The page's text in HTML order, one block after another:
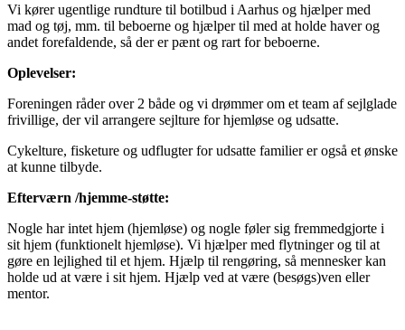
Vi kører ugentlige rundture til botilbud i Aarhus og hjælper med
mad og tøj, mm. til beboerne og hjælper til med at holde haver og
andet forefaldende, så der er pænt og rart for beboerne.
Oplevelser:
Foreningen råder over 2 både og vi drømmer om et team af sejlglade
frivillige, der vil arrangere sejlture for hjemløse og udsatte.
Cykelture, fisketure og udflugter for udsatte familier er også et ønske
at kunne tilbyde.
Efterværn /hjemme-støtte:
Nogle har intet hjem (hjemløse) og nogle føler sig fremmedgjorte i
sit hjem (funktionelt hjemløse). Vi hjælper med flytninger og til at
gøre en lejlighed til et hjem. Hjælp til rengøring, så mennesker kan
holde ud at være i sit hjem. Hjælp ved at være (besøgs)ven eller
mentor.